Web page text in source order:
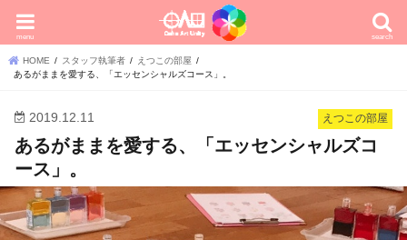
search
menu
HOME スタッフ執筆者
えつこの部屋
あるがままを愛する、「エッセンシャルズコース」。
えつこの部屋
2019.12.11
あるがままを愛する、「エッセンシャルズコ
ース」。